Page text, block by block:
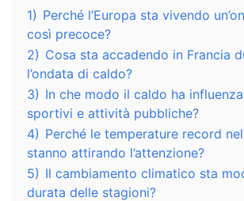
1) Perché l’Europa sta vivendo
così precoce?
2) Cosa sta accadendo in Francia
l’ondata di caldo?
3) In che modo il caldo ha
sportivi e attività pubbliche?
4) Perché le temperature record
stanno attirando l’attenzione?
5) Il cambiamento climatico sta
durata delle stagioni?